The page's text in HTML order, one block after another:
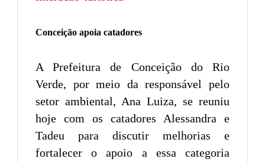
Conceição apoia catadores
A Prefeitura de Conceição do Rio
Verde, por meio da responsável pelo
setor ambiental, Ana Luiza, se reuniu
hoje com os catadores Alessandra e
Tadeu para discutir melhorias e
fortalecer o apoio a essa categoria